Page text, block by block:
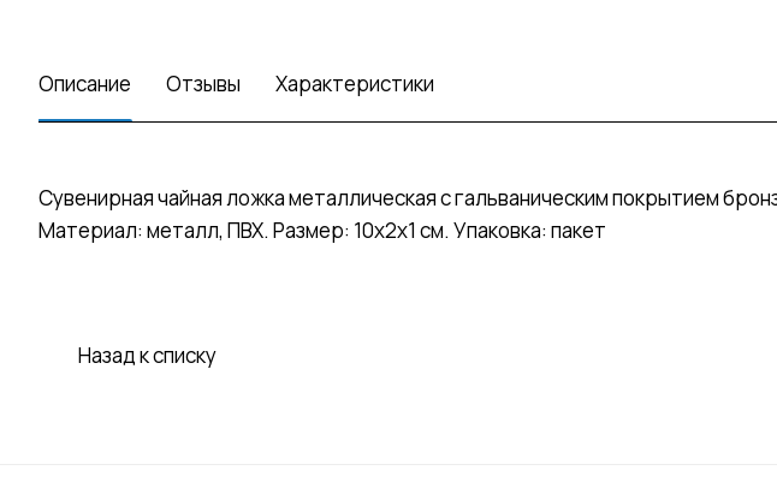
Описание Отзывы Характеристики
Сувенирная чайная ложка металлическая с гальваническим покрытием
Материал: металл, ПВХ. Размер: 10х2х1 см. Упаковка: пакет
Назад к списку